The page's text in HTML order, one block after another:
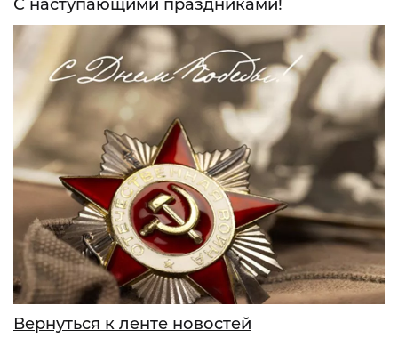
С наступающими праздниками!
Вернуться к ленте новостей